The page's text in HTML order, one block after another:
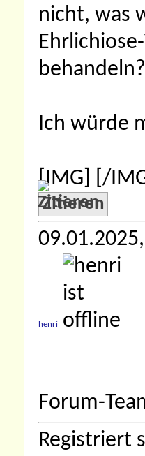
nicht, was
behandeln?
Ich würde
[IMG] [/
Zitieren
09.01.2025,
henri
Forum-
Registriert